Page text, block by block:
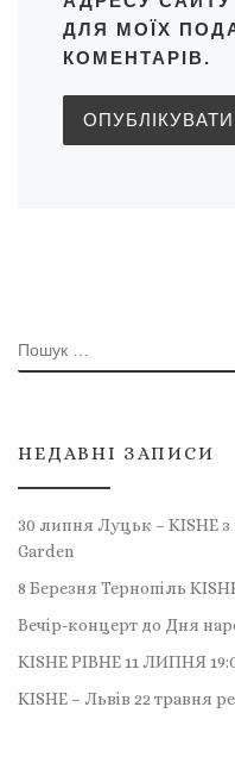
ДЛЯ МОЇХ
КОМЕНТАРІВ.
ПОШУК
НЕДАВНІ ЗАПИСИ
30 липня Луцьк – KISHE з
Garden
8 Березня Тернопіль
Вечір-концерт до Дня
KISHE РІВНЕ 11 ЛИПНЯ
KISHE – Львів 22 травня